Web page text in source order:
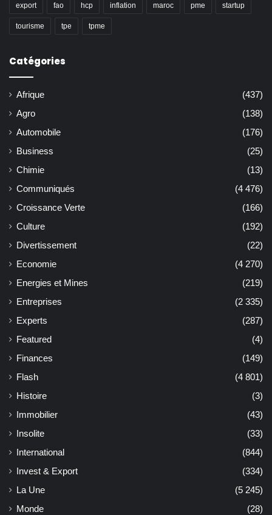
export fao hcp inflation maroc pme startup
tourisme tpe tpme
Catégories
Afrique
(437)
Agro
(138)
Automobile
(176)
Business
(25)
Chimie
(13)
Communiqués
(4 476)
Croissance Verte
(166)
Culture
(192)
Divertissement
(22)
Economie
(4 270)
Energies et Mines
(219)
Entreprises
(2 335)
Experts
(287)
Featured
(4)
Finances
(149)
Flash
(4 801)
Histoire
(3)
Immobilier
(43)
Insolite
(33)
International
(844)
Invest & Export
(334)
La Une
(5 245)
Monde
(28)